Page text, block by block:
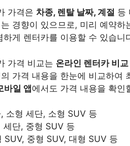
가격은 차종, 렌탈 날짜, 계절 등
경향이 있으므로, 미리 예약하
하게 렌터카를 이용할 수 있습니
가격 비교는 온라인 렌터카 비
가격 내용을 한눈에 비교하여
바일 앱에서도 가격 내용을 확인
소형 세단, 소형 SUV 등
세단, 중형 SUV 등
SUV, 중형 SUV, 대형 SUV 등